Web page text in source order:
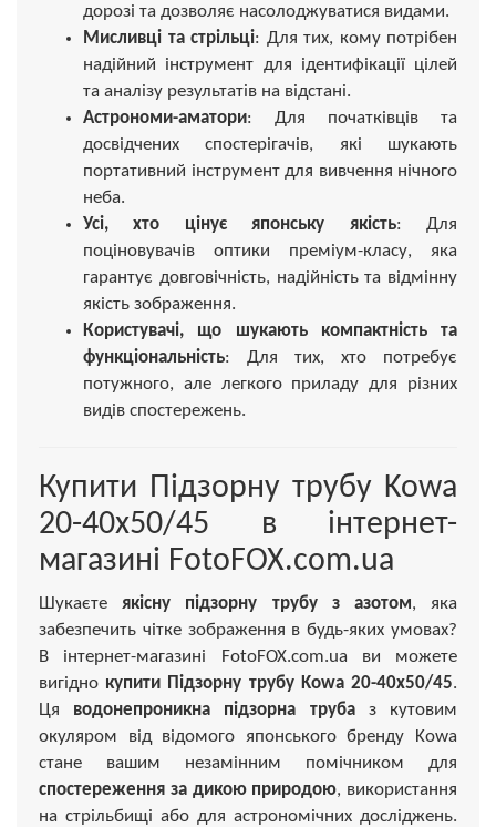
дорозі та дозволяє насолоджуватися видами.
Мисливці та стрільці: Для тих, кому потрібен
надійний інструмент для ідентифікації цілей
та аналізу результатів на відстані.
Астрономи-аматори: Для початківців та
досвідчених спостерігачів, які шукають
портативний інструмент для вивчення нічного
неба.
Усі, хто цінує японську якість: Для
поціновувачів оптики преміум-класу, яка
гарантує довговічність, надійність та відмінну
якість зображення.
Користувачі, що шукають компактність та
функціональність: Для тих, хто потребує
потужного, але легкого приладу для різних
видів спостережень.
Купити Підзорну трубу Kowa
20-40x50/45 в інтернет-
магазині FotoFOX.com.ua
Шукаєтеякісну підзорну трубу з азотом, яка
забезпечить чітке зображення в будь-яких умовах?
В інтернет-магазині FotoFOX.com.ua ви можете
вигідно купити Підзорну трубу Kowa 20-40x50/45.
Ця водонепроникна підзорна трубаз кутовим
окуляром від відомого японського бренду Kowa
стане вашим незамінним помічником для
спостереження за дикою природою, використання
на стрільбищі або для астрономічних досліджень.